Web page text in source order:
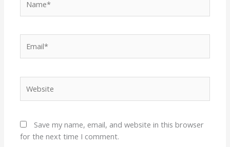
Save my name, email, and website in this browser
for the next time I comment.